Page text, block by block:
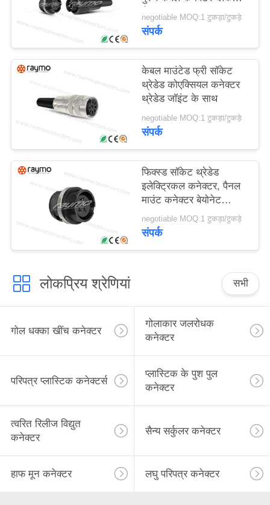
PRIVACY
POLICY
negotiable MOQ:1 टुकड़ा/टुकड़े
संपर्क
केबल माउंटेड फ्री सॉकेट
थ्रेडेड कोएक्सियल कनेक्टर
थ्रेडेड जॉइंट के साथ
negotiable MOQ:1 टुकड़ा/टुकड़े
संपर्क
फिक्स्ड सॉकेट थ्रेडेड
इलेक्ट्रिकल कनेक्टर, पैनल
माउंट कनेक्टर बेयोनेट
लॉकिंग सिस्टम
negotiable MOQ:1 टुकड़ा/टुकड़े
संपर्क
लोकप्रिय श्रेणियां सभी
गोल धक्का खींच कनेक्टर
गोलाकार जलरोधक
कनेक्टर
परिपत्र प्लास्टिक कनेक्टर्स
प्लास्टिक के पुश पुल
कनेक्टर
त्वरित रिलीज विद्युत
कनेक्टर
सैन्य सर्कुलर कनेक्टर
हाफ मून कनेक्टर लघु परिपत्र कनेक्टर